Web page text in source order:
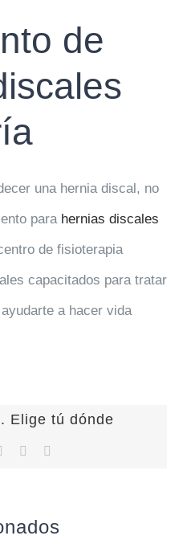
de
una hernia discal, no
para hernias discales
de fisioterapia
capacitados para tratar
a hacer vida
Elige tú dónde
LinkedIn